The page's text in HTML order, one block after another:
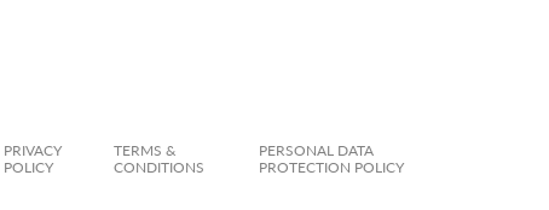
PRIVACY
POLICY
TERMS &
CONDITIONS
PERSONAL DATA
PROTECTION POLICY